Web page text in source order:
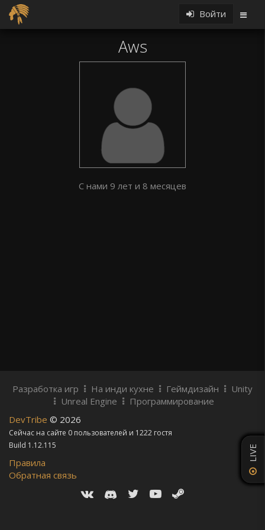
Войти
LIVE
Aws
С нами 9 лет и 8 месяцев
Разработка игр На инди кухне Геймдизайн
Unity
Unreal Engine
Программирование
DevTribe © 2026
Сейчас на сайте 0 пользователей и 1222 гостя
Build 1.12.115
Правила
Обратная связь